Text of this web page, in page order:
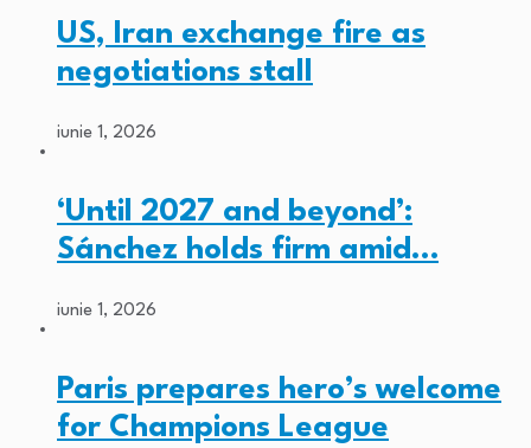
US, Iran exchange fire as
negotiations stall
iunie 1, 2026
‘Until 2027 and beyond’:
Sánchez holds firm amid…
iunie 1, 2026
Paris prepares hero’s welcome
for Champions League